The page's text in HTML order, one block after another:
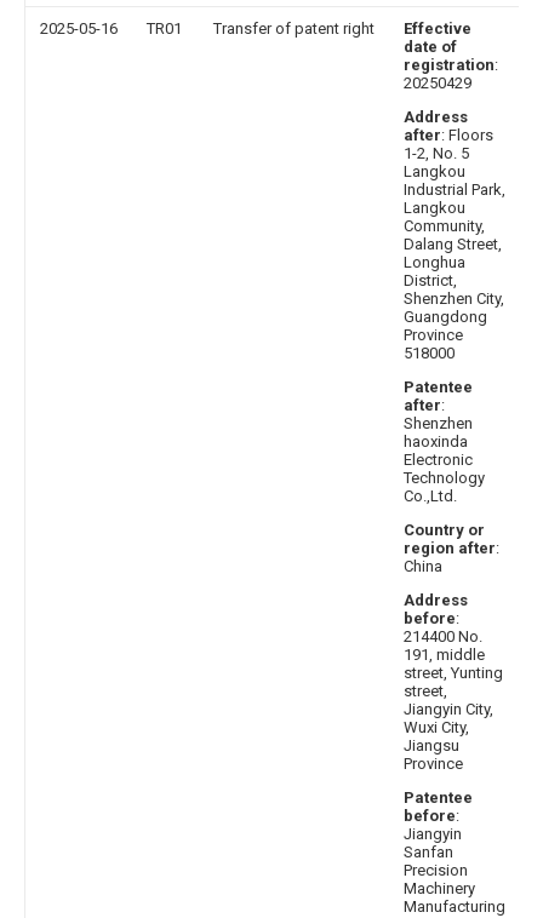
2025-05-16 TR01 Transfer of patent right
Effective
date of
registration:
20250429
Address
after: Floors
1-2, No. 5
Langkou
Industrial Park,
Langkou
Community,
Dalang Street,
Longhua
District,
Shenzhen City,
Guangdong
Province
518000
Patentee
after:
Shenzhen
haoxinda
Electronic
Technology
Co.,Ltd.
Country or
region after:
China
Address
before:
214400 No.
191, middle
street, Yunting
street,
Jiangyin City,
Wuxi City,
Jiangsu
Province
Patentee
before:
Jiangyin
Sanfan
Precision
Machinery
Manufacturing